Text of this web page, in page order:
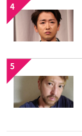
4
5